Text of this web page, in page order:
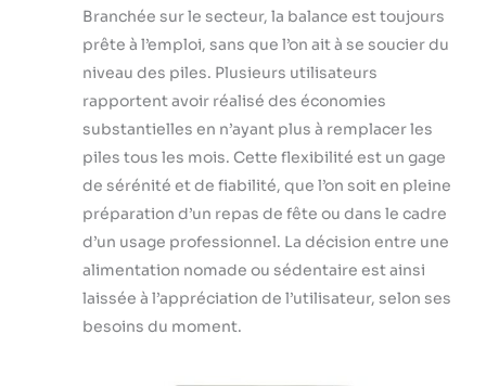
Branchée sur le secteur, la balance est toujours
prête à l’emploi, sans que l’on ait à se soucier du
niveau des piles. Plusieurs utilisateurs
rapportent avoir réalisé des économies
substantielles en n’ayant plus à remplacer les
piles tous les mois. Cette flexibilité est un gage
de sérénité et de fiabilité, que l’on soit en pleine
préparation d’un repas de fête ou dans le cadre
d’un usage professionnel. La décision entre une
alimentation nomade ou sédentaire est ainsi
laissée à l’appréciation de l’utilisateur, selon ses
besoins du moment.